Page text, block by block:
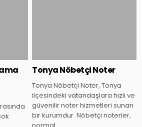
Tonya Nöbetçi Noter
Tonya Nöbetçi Noter, Tonya
ilçesindeki vatandaşlara hızlı ve
güvenilir noter hizmetleri sunan
bir kurumdur. Nöbetçi noterler,
normal…